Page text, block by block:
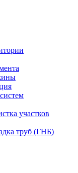
участков
труб (ГНБ)